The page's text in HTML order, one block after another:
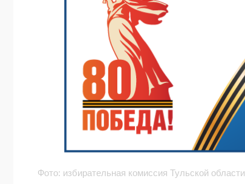
Фото: избирательная комиссия Тульской области